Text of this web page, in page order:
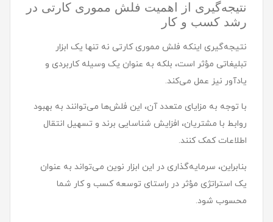
نتیجه‌گیری از اهمیت فلش مموری کارتی در
رشد کسب و کار
نتیجه‌گیری اینکه فلش مموری کارتی نه تنها یک ابزار
تبلیغاتی مؤثر است، بلکه به عنوان یک وسیله کاربردی و
یادآور نیز عمل می‌کند.
با توجه به مزایای متعدد آن، این فلش‌ها می‌توانند به بهبود
روابط با مشتریان، افزایش شناسایی برند و تسهیل انتقال
اطلاعات کمک کنند.
بنابراین، سرمایه‌گذاری در این ابزار نوین می‌تواند به عنوان
یک استراتژی مؤثر در راستای توسعه کسب و کار شما
محسوب شود.